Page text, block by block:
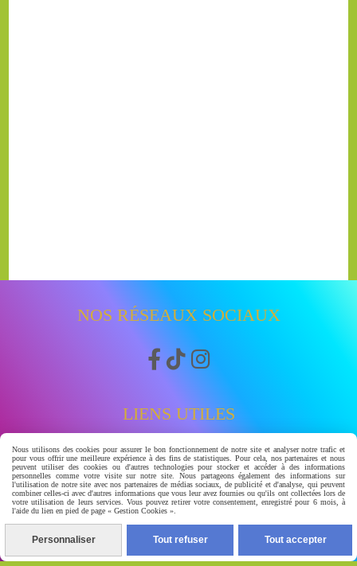
NOS RÉSEAUX SOCIAUX
  
LIENS UTILES
Accueil
Boutique
Avis clients
watssap 06.63.86.83.30
À PROPOS
Nous utilisons des cookies pour assurer le bon fonctionnement de notre site et analyser notre trafic et
pour vous offrir une meilleure expérience à des fins de statistiques. Pour cela, nos partenaires et nous
peuvent utiliser des cookies ou d'autres technologies pour stocker et accéder à des informations
personnelles comme votre visite sur notre site. Nous partageons également des informations sur
l'utilisation de notre site avec nos partenaires de médias sociaux, de publicité et d'analyse, qui peuvent
combiner celles-ci avec d'autres informations que vous leur avez fournies ou qu'ils ont collectées lors de
votre utilisation de leurs services. Vous pouvez retirer votre consentement, enregistré pour 6 mois, à
l'aide du lien en pied de page « Gestion Cookies ».
Personnaliser Tout refuser Tout accepter